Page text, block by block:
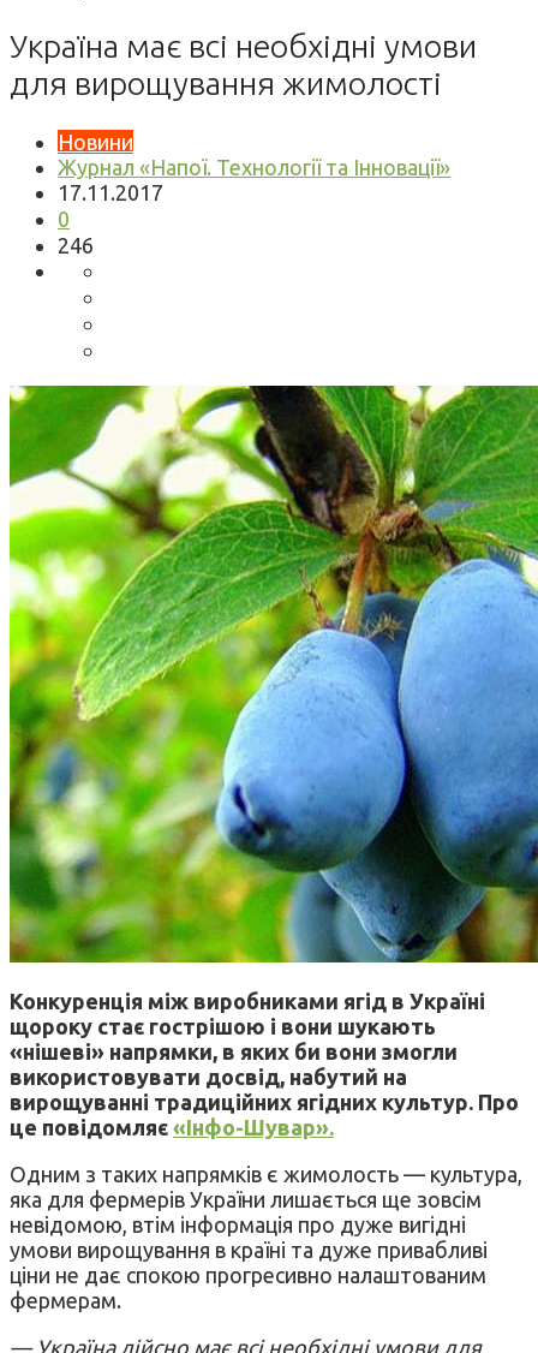
Україна має всі необхідні умови
для вирощування жимолості
Новини
Журнал «Напої. Технології та Інновації»
17.11.2017
0
246
Конкуренція між виробниками ягід в Україні
щороку стає гострішою і вони шукають
«нішеві» напрямки, в яких би вони змогли
використовувати досвід, набутий на
вирощуванні традиційних ягідних культур. Про
це повідомляє «Інфо-Шувар».
Одним з таких напрямків є жимолость — культура,
яка для фермерів України лишається ще зовсім
невідомою, втім інформація про дуже вигідні
умови вирощування в країні та дуже привабливі
ціни не дає спокою прогресивно налаштованим
фермерам.
— Україна дійсно має всі необхідні умови для